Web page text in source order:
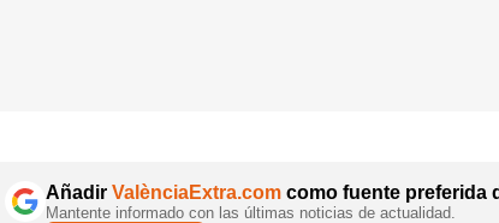
Añadir ValènciaExtra.com como fuente preferida
Mantente informado con las últimas noticias de actualidad.